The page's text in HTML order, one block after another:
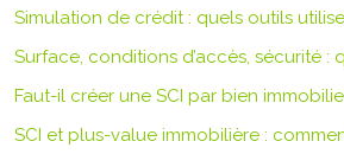
Simulation de crédit : quels outils
Surface, conditions d’accès, sécurité
Faut-il créer une SCI par bien
SCI et plus-value immobilière :